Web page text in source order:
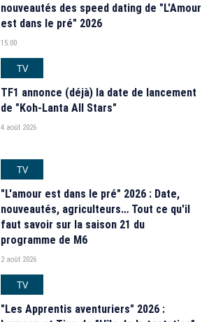
nouveautés des speed dating de "L'Amour
est dans le pré" 2026
15:00
TV
TF1 annonce (déjà) la date de lancement
de "Koh-Lanta All Stars"
4 août 2026
TV
"L'amour est dans le pré" 2026 : Date,
nouveautés, agriculteurs… Tout ce qu'il
faut savoir sur la saison 21 du
programme de M6
2 août 2026
TV
"Les Apprentis aventuriers" 2026 :